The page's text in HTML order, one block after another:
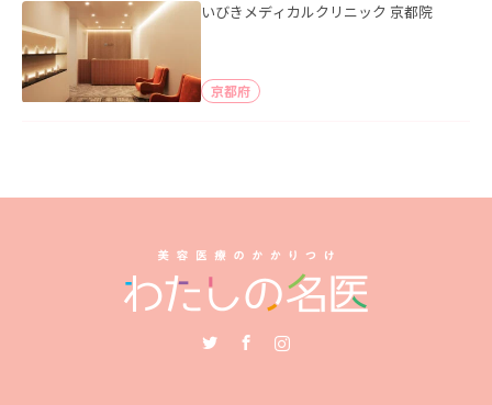
いびきメディカルクリニック 京都院
京都府